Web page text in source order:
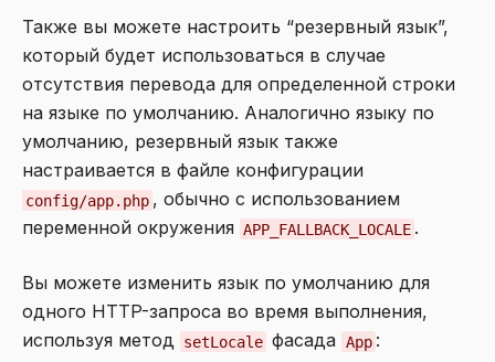
Также вы можете настроить “резервный язык”,
который будет использоваться в случае
отсутствия перевода для определенной строки
на языке по умолчанию. Аналогично языку по
умолчанию, резервный язык также
настраивается в файле конфигурации
config/app.php , обычно с использованием
переменной окружения APP_FALLBACK_LOCALE .
Вы можете изменить язык по умолчанию для
одного HTTP-запроса во время выполнения,
используя метод setLocale фасада App :